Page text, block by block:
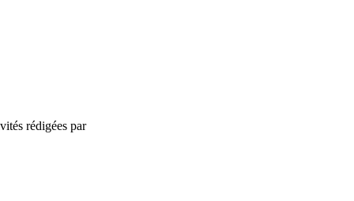
rédigées par